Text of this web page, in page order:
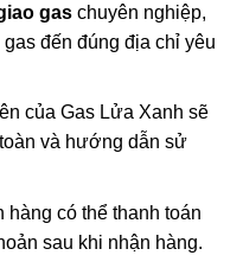
gaschuyên nghiệp,
đến đúng địa chỉ yêu
của Gas Lửa Xanh sẽ
và hướng dẫn sử
hàng có thể thanh toán
sau khi nhận hàng.